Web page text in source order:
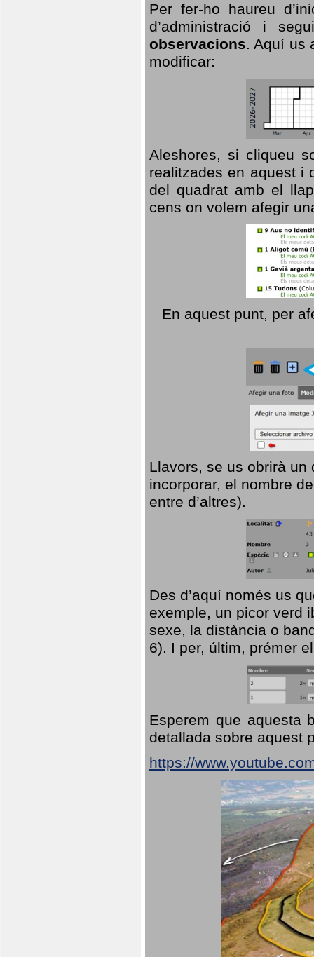
Per fer-ho haureu
d’administració i
observacions. Aquí us
modificar:
Aleshores, si cliqueu
realitzades en aquest i
del quadrat amb el
cens on volem afegir
En aquest punt, per
Llavors, se us obrirà
incorporar, el nombre
entre d’altres).
Des d’aquí només us
exemple, un picor verd
sexe, la distància o
6). I per, últim, prémer
Esperem que aquesta
detallada sobre aquest
https://